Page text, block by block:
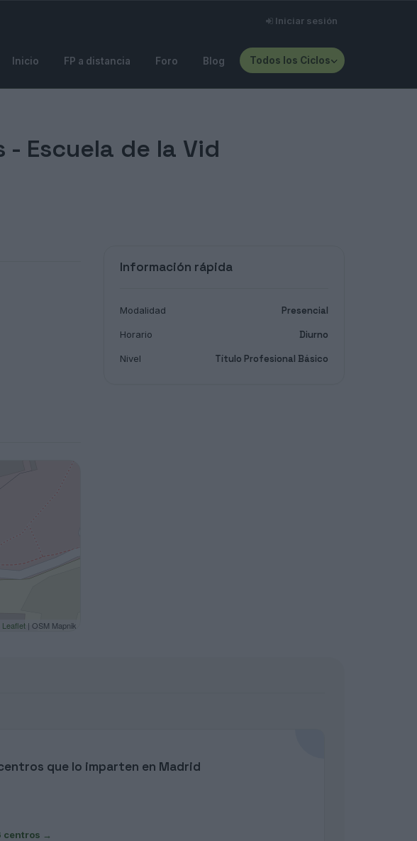
Iniciar sesión
Inicio FP a distancia Foro Blog Todos los Ciclos
- Escuela de la Vid
Leaflet| OSM Mapnik
Información rápida
Modalidad Presencial
Horario Diurno
Nivel Título Profesional Básico
que lo imparten en Madrid
centros →